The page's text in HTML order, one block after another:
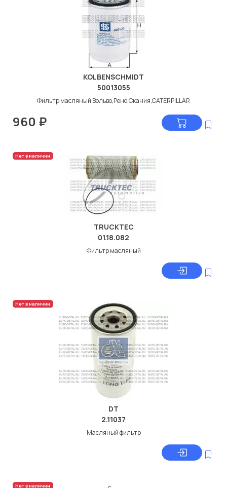
KOLBENSCHMIDT
50013055
Фильтр масляный Вольво,Рено,Скания,CATERPILLAR
960 ₽
Нет в наличии
TRUCKTEC
01.18.082
Фильтр масляный
Нет в наличии
DT
2.11037
Масляный фильтр
Нет в наличии